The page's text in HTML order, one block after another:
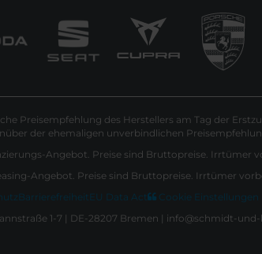
Preisempfehlung des Herstellers am Tag der
der ehemaligen unverbindlichen
Angebot. Preise sind Bruttopreise. Irrtümer
Angebot. Preise sind Bruttopreise. Irrtümer
Barrierefreiheit EU Data Act
Cookie Einstellungen
1-7 | DE-28207 Bremen | info@schmidt-